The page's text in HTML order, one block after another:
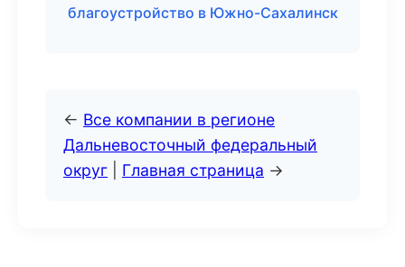
благоустройство в Южно-Сахалинск
← Все компании в регионе
Дальневосточный федеральный
округ
Главная страница →